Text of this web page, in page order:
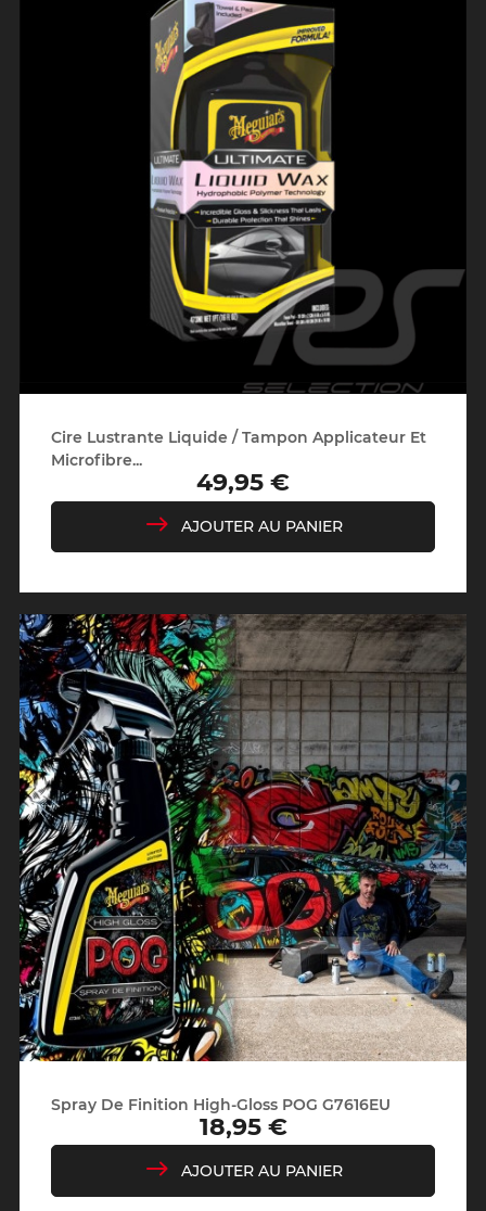
Cire Lustrante Liquide / Tampon Applicateur Et
Microfibre...
Prix
49,95 €
AJOUTER AU PANIER
Spray De Finition High-Gloss POG G7616EU
Prix
18,95 €
AJOUTER AU PANIER